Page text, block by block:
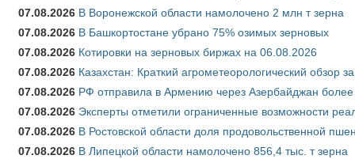
07.08.2026 В Воронежской области намолочено 2 млн т зерна
07.08.2026 В Башкортостане убрано 75% озимых зерновых
07.08.2026 Котировки на зерновых биржах на 06.08.2026
07.08.2026 Казахстан: Краткий агрометеорологический обзор
07.08.2026 РФ отправила в Армению через Азербайджан более
07.08.2026 Эксперты отметили ограниченные возможности
07.08.2026 В Ростовской области доля продовольственной
07.08.2026 В Липецкой области намолочено 856,4 тыс. т зерна